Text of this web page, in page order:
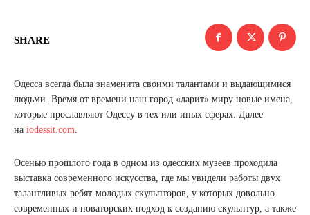
SHARE
Одесса всегда была знаменита своими талантами и выдающимися
людьми. Время от времени наш город «дарит» миру новые имена,
которые прославляют Одессу в тех или иных сферах. Далее
на iodessit.com.
Осенью прошлого года в одном из одесских музеев проходила
выставка современного искусства, где мы увидели работы двух
талантливых ребят-молодых скульпторов, у которых довольно
современных и новаторских подход к созданию скульптур, а также